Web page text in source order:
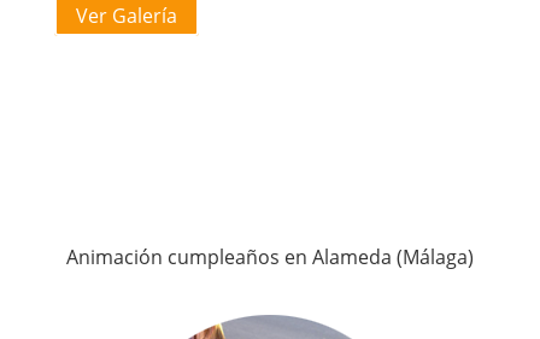
Ver Galería
Animación cumpleaños en Alameda (Málaga)